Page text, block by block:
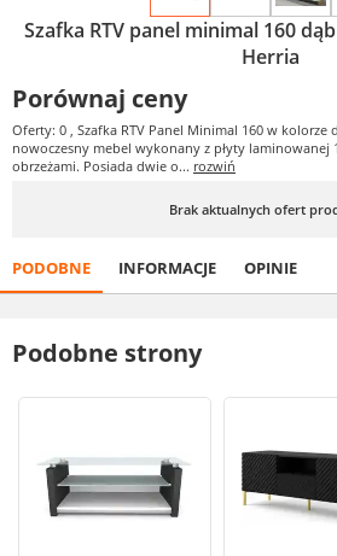
Szafka RTV panel minimal 160
Herria
Porównaj ceny
Oferty: 0 , Szafka RTV Panel Minimal 160 w
nowoczesny mebel wykonany z płyty laminowanej
obrzeżami. Posiada dwie o... rozwiń
Brak aktualnych ofert
PODOBNE INFORMACJE OPINIE
Podobne strony